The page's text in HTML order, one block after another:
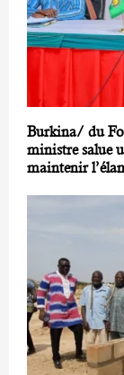
Burkina/ du
ministre salue
maintenir